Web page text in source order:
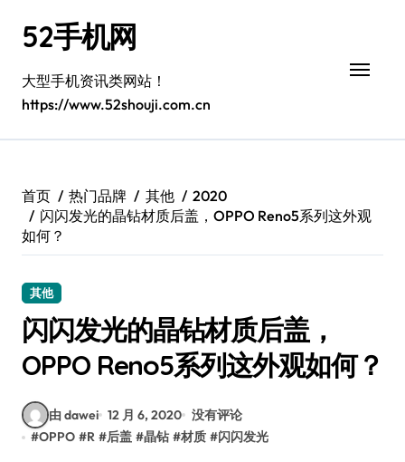
52手机网
大型手机资讯类网站！
https://www.52shouji.com.cn
首页 热门品牌 其他
2020
闪闪发光的晶钻材质后盖，OPPO Reno5系列这外观
如何？
其他
闪闪发光的晶钻材质后盖，
OPPO Reno5系列这外观如何？
由 dawei 12 月 6, 2020 没有评论
#OPPO #R #后盖 #晶钻 #材质 #闪闪发光